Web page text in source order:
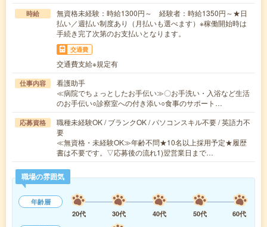
時給
無資格未経験：時給1300円～ 経験者：時給1350円～★日
払い／週払い制度あり（月払いも選べます）※稼働開始時は
手続き完了次第のお支払いとなります。
交通費
交通費支給※規定有
仕事内容
看護助手
≪病院でちょっとしたお手伝い≫〇お手洗い・入浴など生活
のお手伝い○診察室への付き添い○食事のサポート…
応募資格
職種未経験OK / ブランクOK / パソコンスキル不要 / 英語力不
要
≪無資格・未経験OK≫年齢不問★10名以上採用予定★履歴
書は不要です。▽応募後の流れ1)翌営業日まで…
職場の雰囲気
年齢層
20代
30代 40代 50代
60代